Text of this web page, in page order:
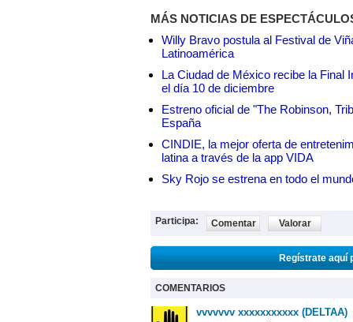
MÁS NOTICIAS DE
Willy Bravo postula al Festival de
Latinoamérica
La Ciudad de México recibe la Final
el día 10 de diciembre
Estreno oficial de "The Robinson,
España
CINDIE, la mejor oferta de
latina a través de la app VIDA
Sky Rojo se estrena en todo el
Participa: Comentar Valorar
Regístrate aquí
COMENTARIOS
vvvvvvv xxxxxxxxxxx (DELTAA)